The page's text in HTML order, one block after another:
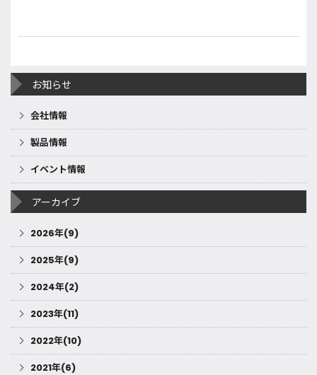
お知らせ
会社情報
製品情報
イベント情報
アーカイブ
2026年(9)
2025年(9)
2024年(2)
2023年(11)
2022年(10)
2021年(6)